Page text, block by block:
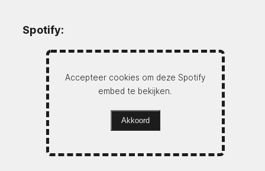
Spotify:
Accepteer cookies om deze Spotify
embed te bekijken.
Akkoord